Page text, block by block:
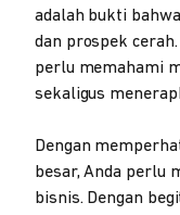
adalah bukti
dan prospek
perlu memahami
sekaligus
Dengan
besar, Anda perlu
bisnis. Dengan